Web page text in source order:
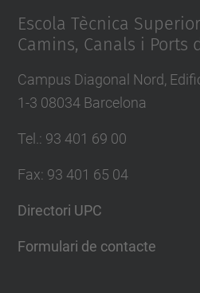
Escola Tècnica
Camins, Canals i Ports
Campus Diagonal Nord,
1-3 08034 Barcelona
Tel. : 93 401 69 00
Fax: 93 401 65 04
Directori UPC
Formulari de contacte